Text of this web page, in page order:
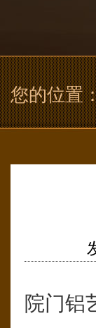
您的位置
院门铝